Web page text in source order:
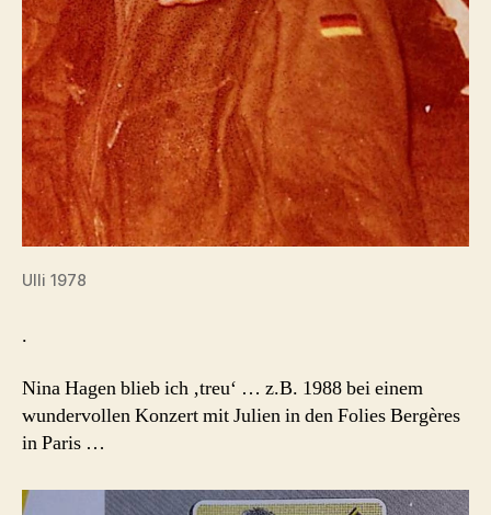
Ulli 1978
.
Nina Hagen blieb ich ‚treu‘ … z.B. 1988 bei einem
wundervollen Konzert mit Julien in den Folies Bergères
in Paris …